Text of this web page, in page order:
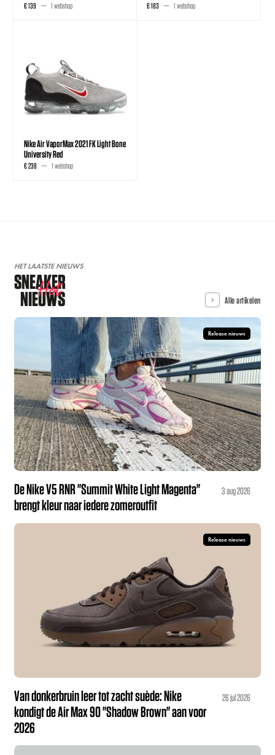
€ 139 1 webshop € 183 1 webshop
Nike Air VaporMax 2021 FK Light Bone
University Red
€ 238 1 webshop
HET LAATSTE NIEUWS
SNEAKER
NIEUWS
Hot Alle artikelen
Release nieuws
De Nike V5 RNR "Summit White Light Magenta"
brengt kleur naar iedere zomeroutfit
3 aug 2026
Release nieuws
Van donkerbruin leer tot zacht suède: Nike
kondigt de Air Max 90 "Shadow Brown" aan voor
2026
26 jul 2026